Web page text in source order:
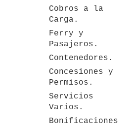
Cobros a la
Carga.
Ferry y
Pasajeros.
Contenedores.
Concesiones y
Permisos.
Servicios
Varios.
Bonificaciones